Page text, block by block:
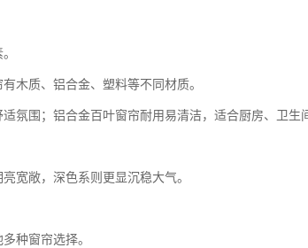
木质、铝合金、塑料等不同材质。
氛围；铝合金百叶窗帘耐用易清洁，适合厨房、卫
宽敞，深色系则更显沉稳大气。
种窗帘选择。